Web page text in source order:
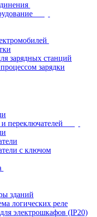
зарядных станций
зарядки
переключателей
с ключом
зданий
логических реле
электрошкафов (IP20)